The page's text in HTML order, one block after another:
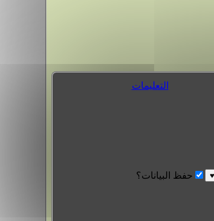
التعليمات
حفظ البيانات؟